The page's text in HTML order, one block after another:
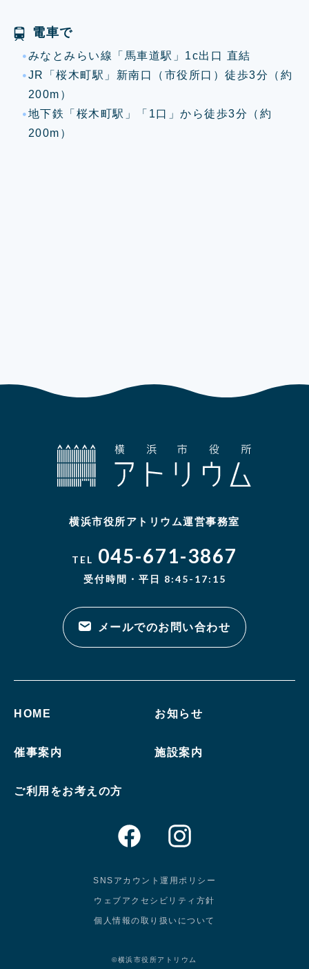
電車で
みなとみらい線「馬車道駅」1c出口 直結
JR「桜木町駅」新南口（市役所口）徒歩3分（約
200m）
地下鉄「桜木町駅」「1口」から徒歩3分（約
200m）
横浜市役所アトリウム運営事務室
TEL 045-671-3867
受付時間・平日 8:45-17:15
メールでのお問い合わせ
HOME お知らせ
催事案内 施設案内
ご利用をお考えの方
SNSアカウント運用ポリシー
ウェブアクセシビリティ方針
個人情報の取り扱いについて
©横浜市役所アトリウム